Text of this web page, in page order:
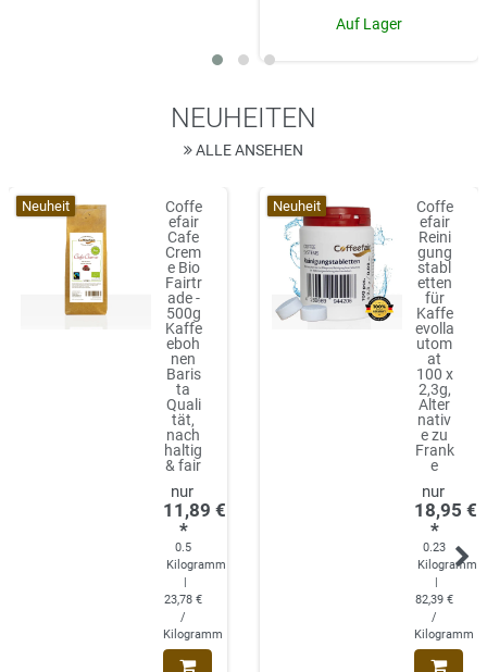
Auf Lager
NEUHEITEN
ALLE ANSEHEN
Neuheit
Coffe
efair
Cafe
Crem
e Bio
Fairtr
ade -
500g
Kaffe
eboh
nen
Baris
ta
Quali
tät,
nach
haltig
& fair
11,89 €
*
0.5
Kilogramm
|
23,78 €
/
Kilogramm
Neuheit
Coffe
efair
Reini
gung
stabl
etten
für
Kaffe
evolla
utom
at
100 x
2,3g,
Alter
nativ
e zu
Frank
e
18,95 €
*
0.23
Kilogramm
|
82,39 €
/
Kilogramm